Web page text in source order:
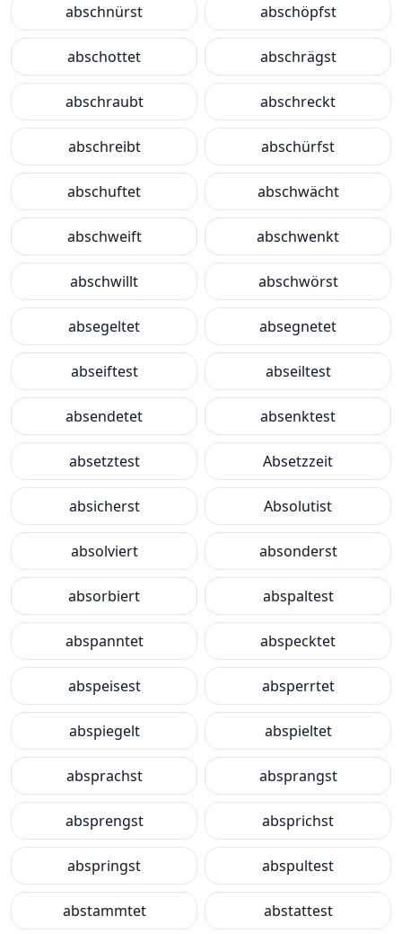
abschnürst abschöpfst
abschottet abschrägst
abschraubt abschreckt
abschreibt abschürfst
abschuftet abschwächt
abschweift abschwenkt
abschwillt abschwörst
absegeltet absegnetet
abseiftest abseiltest
absendetet absenktest
absetztest Absetzzeit
absicherst Absolutist
absolviert absonderst
absorbiert abspaltest
abspanntet abspecktet
abspeisest absperrtet
abspiegelt abspieltet
absprachst absprangst
absprengst absprichst
abspringst abspultest
abstammtet abstattest